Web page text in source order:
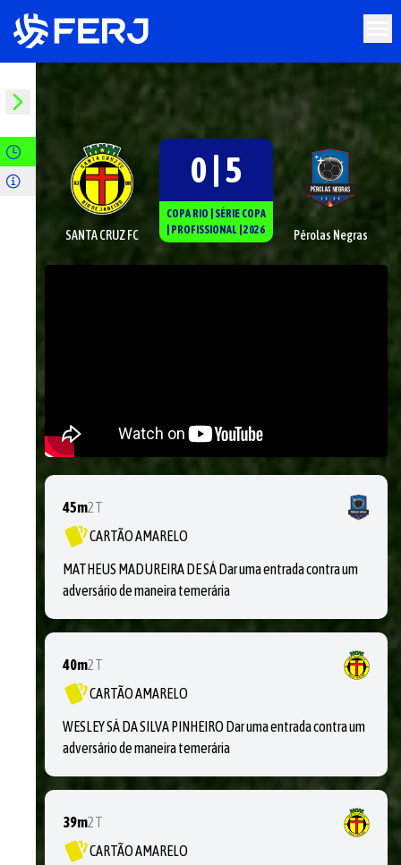
SANTA CRUZ FC
0 | 5
COPA RIO SÉRIE COPA
PROFISSIONAL 2026 Pérolas Negras
45m2T
CARTÃO AMARELO
MATHEUS MADUREIRA DE SÁ Dar uma entrada contra um
adversário de maneira temerária
40m2T
CARTÃO AMARELO
WESLEY SÁ DA SILVA PINHEIRO Dar uma entrada contra um
adversário de maneira temerária
39m2T
CARTÃO AMARELO